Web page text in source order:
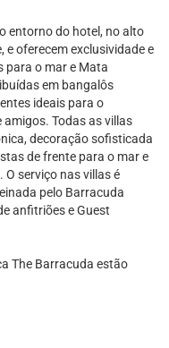
entorno do hotel, no alto
e oferecem exclusividade e
para o mar e Mata
em bangalôs
ideais para o
Todas as villas
decoração sofisticada
de frente para o mar e
serviço nas villas é
pelo Barracuda
anfitriões e Guest
The Barracuda estão